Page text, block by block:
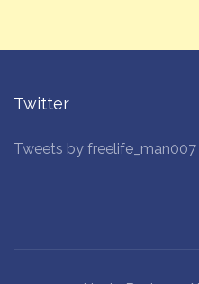
Twitter
Tweets by freelife_man007